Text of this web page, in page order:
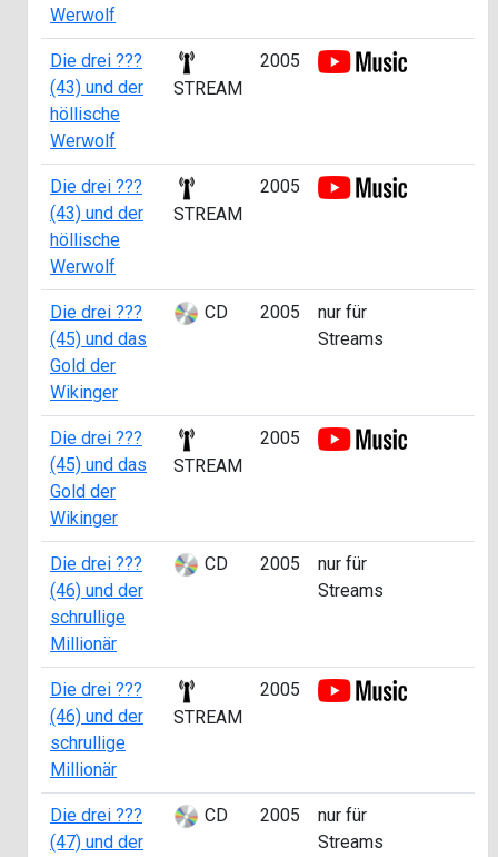
Werwolf
Die drei ???
(43) und der
höllische
Werwolf
STREAM
2005
Die drei ???
(43) und der
höllische
Werwolf
STREAM
2005
Die drei ???
(45) und das
Gold der
Wikinger
CD 2005
nur für
Streams
Die drei ???
(45) und das
Gold der
Wikinger
STREAM
2005
Die drei ???
(46) und der
schrullige
Millionär
CD 2005
nur für
Streams
Die drei ???
(46) und der
schrullige
Millionär
STREAM
2005
Die drei ???
(47) und der
CD 2005
nur für
Streams